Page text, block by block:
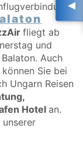
fliegt ab
und
Auch
Sie bei
Ungarn Reisen
Hotel an.